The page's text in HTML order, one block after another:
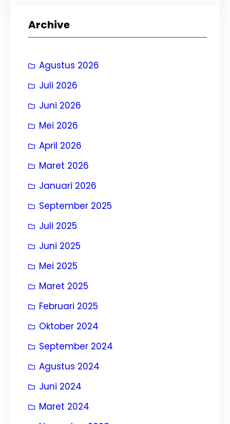
Archive
Agustus 2026
Juli 2026
Juni 2026
Mei 2026
April 2026
Maret 2026
Januari 2026
September 2025
Juli 2025
Juni 2025
Mei 2025
Maret 2025
Februari 2025
Oktober 2024
September 2024
Agustus 2024
Juni 2024
Maret 2024